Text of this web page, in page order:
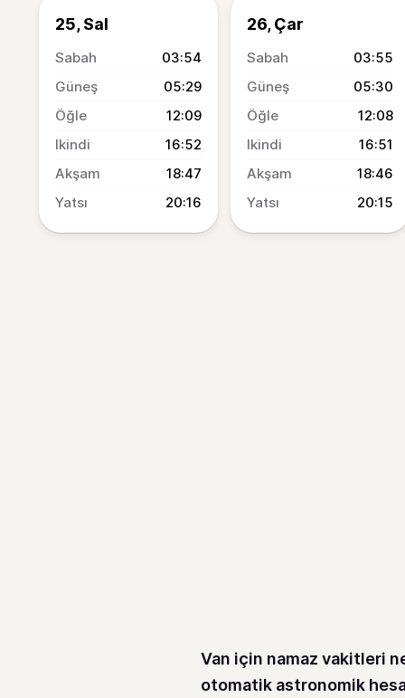
25, Sal
03:54
05:29
12:09
16:52
18:47
20:16
26, Çar
03:55
05:30
12:08
16:51
18:46
20:15
Van için namaz vakitleri
otomatik astronomik